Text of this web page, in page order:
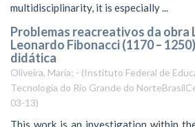
multidisciplinarity, it is especially ...
Problemas reacreativos da obra
Leonardo Fibonacci (1170 –
didática
Oliveira, Maria; - (Instituto Federal de
Tecnologia do Rio Grande do
03-13)
This work is an investigation within